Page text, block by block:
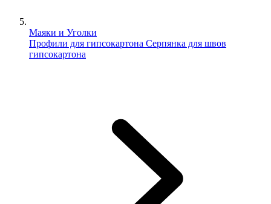
Маяки и Уголки
Профили для гипсокартона Серпянка для швов
гипсокартона